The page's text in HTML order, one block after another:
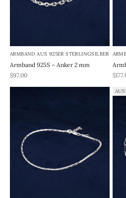
ARMBAND AUS 925ER STERLINGSILBER
Armband 925S – Anker 2 mm
REA-pris
$97.00
REA-